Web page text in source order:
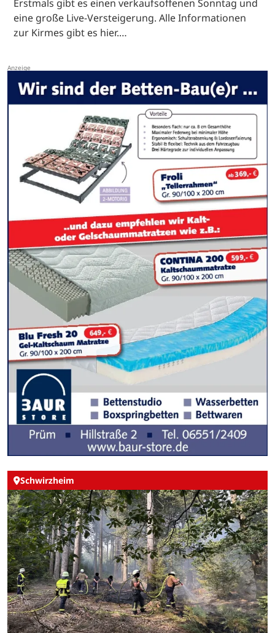
Erstmals gibt es einen verkaufsoffenen Sonntag und
eine große Live-Versteigerung. Alle Informationen
zur Kirmes gibt es hier.…
Schwirzheim